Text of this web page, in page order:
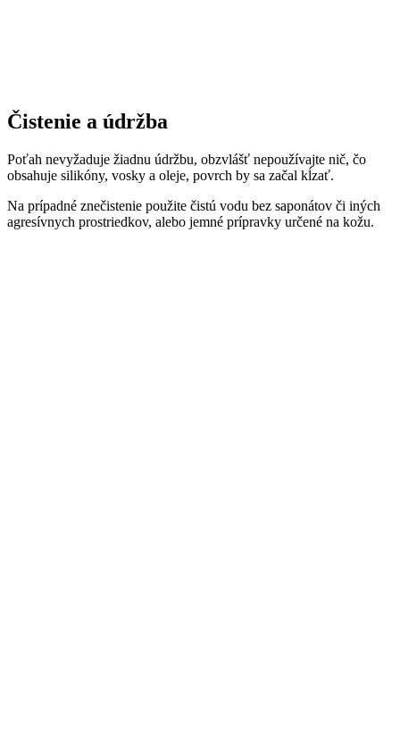
Čistenie a údržba
Poťah nevyžaduje žiadnu údržbu, obzvlášť nepoužívajte nič, čo
obsahuje silikóny, vosky a oleje, povrch by sa začal kĺzať.
Na prípadné znečistenie použite čistú vodu bez saponátov či iných
agresívnych prostriedkov, alebo jemné prípravky určené na kožu.